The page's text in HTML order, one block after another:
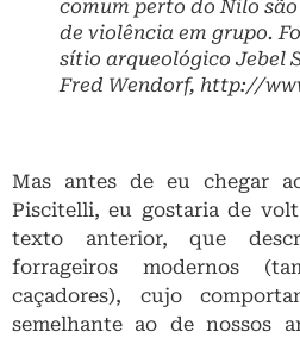
comum perto do Nilo
de violência em grupo.
sítio arqueológico Jebel
Fred Wendorf, http://
Mas antes de eu chegar
Piscitelli, eu gostaria de
texto anterior, que
forrageiros modernos
caçadores), cujo
semelhante ao de nossos